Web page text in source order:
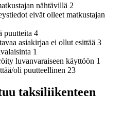
nähtävillä 2
eivät olleet matkustajan
puutteita 4
asiakirjaa ei ollut esittää 3
1
luvanvaraiseen käyttöön 1
oli puutteellinen 23
taksiliikenteen